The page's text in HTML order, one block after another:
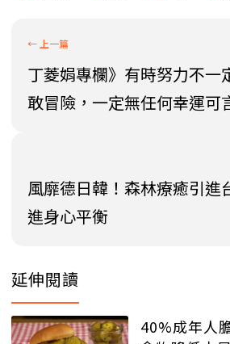
丁菱娟專欄》有時努力不一
敢冒險，一定無任何幸運可
風靡德日韓！森林療癒引進
進身心平衡
延伸閱讀
40%成年人